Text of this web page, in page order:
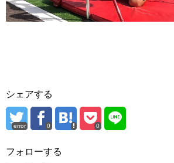
シェアする
error 0 0
フォローする